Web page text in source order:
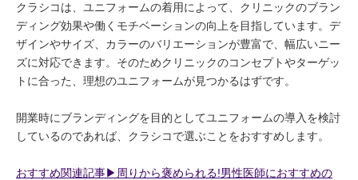
クラシコは、ユニフォームの着用によって、クリニックのブラン
ディング効果や働くモチベーションの向上を目指しています。デ
ザインやサイズ、カラーのバリエーションが豊富で、幅広いニー
ズに対応できます。そのためクリニックのコンセプトやターゲッ
トに合った、理想のユニフォームが見つかるはずです。
開業時にブランディングを目的としてユニフォームの導入を検討
しているのであれば、クラシコで選ぶことをおすすめします。
おすすめ関連記事▶︎周りから褒められる!男性医師におすすめの